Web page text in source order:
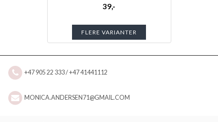
39,-
FLERE VARIANTER
+47 905 22 333 / +47 41441112
MONICA.ANDERSEN71@GMAIL.COM